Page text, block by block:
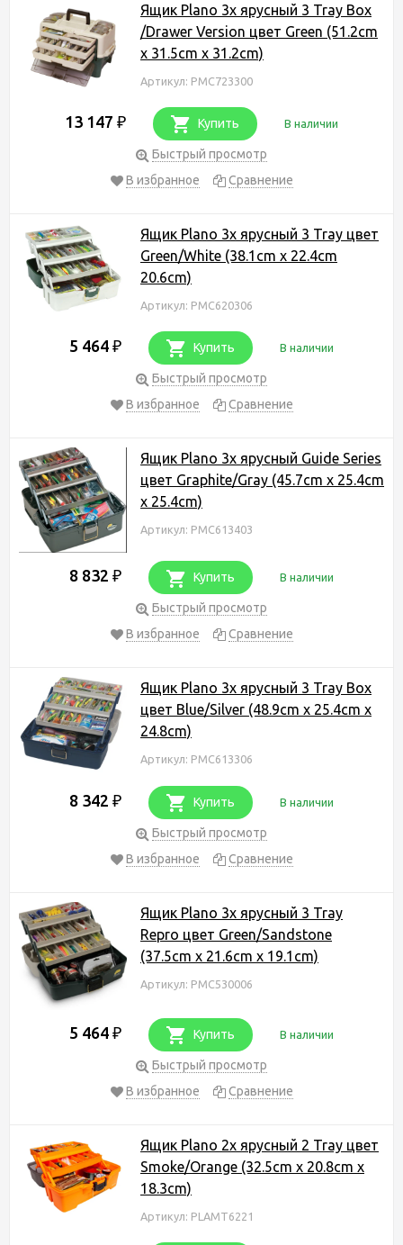
Ящик Plano 3х ярусный 3 Tray Box
/Drawer Version цвет Green (51.2cm
x 31.5cm x 31.2cm)
Артикул: PMC723300
13 147 ₽ Купить В наличии
Быстрый просмотр
В избранное
Сравнение
Ящик Plano 3х ярусный 3 Tray цвет
Green/White (38.1cm x 22.4cm
20.6cm)
Артикул: PMC620306
5 464 ₽ Купить В наличии
Быстрый просмотр
В избранное
Сравнение
Ящик Plano 3х ярусный Guide Series
цвет Graphite/Gray (45.7cm x 25.4cm
x 25.4cm)
Артикул: PMC613403
8 832 ₽ Купить В наличии
Быстрый просмотр
В избранное
Сравнение
Ящик Plano 3х ярусный 3 Tray Box
цвет Blue/Silver (48.9cm x 25.4cm x
24.8cm)
Артикул: PMC613306
8 342 ₽ Купить В наличии
Быстрый просмотр
В избранное
Сравнение
Ящик Plano 3х ярусный 3 Tray
Repro цвет Green/Sandstone
(37.5cm x 21.6cm x 19.1cm)
Артикул: PMC530006
5 464 ₽ Купить В наличии
Быстрый просмотр
В избранное
Сравнение
Ящик Plano 2х ярусный 2 Tray цвет
Smoke/Orange (32.5cm x 20.8cm x
18.3cm)
Артикул: PLAMT6221